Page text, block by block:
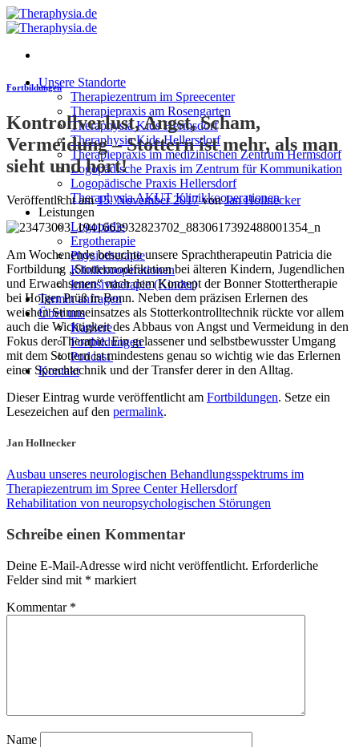
Zum
Inhalt
Unsere Standorte
Therapiezentrum im Spreecenter
Therapiepraxis am Rosengarten
Theraphysia Kids Hermsdorf
Theraphysia Kids Hellersdorf
Therapiepraxis im medizinischen Zentrum Hermsdorf
Logopädische Praxis im Zentrum für Kommunikation
Logopädische Praxis Hellersdorf
Theraphysia AKUT Klinikkooperationen
Leistungen
Logopädie
Ergotherapie
Physiotherapie
Klinikkooperationen
Intensivtherapie (Kinder)
Termin anfragen
Über uns
Karriere
Fortbildungen
Podcast
Kontakt
Fortbildungen
Kontrollverlust, Angst, Scham,
Vermeidung – Stottern ist mehr, als man
sieht und hört!
Veröffentlicht am15. November 2017 vonJan Hollnecker
Am Wochenende besuchte unsere Sprachtherapeutin Patricia die
Fortbildung „Stottermodifikation bei älteren Kindern, Jugendlichen
und Erwachsenen“ nach dem Konzept der Bonner Stottertherapie
bei Holger Prüß in Bonn. Neben dem präzisen Erlernen des
weichen Stimmeinsatzes als Stotterkontrolltechnik rückte vor allem
auch die Wichtigkeit des Abbaus von Angst und Vermeidung in den
Fokus der Therapie. Ein gelassener und selbstbewusster Umgang
mit dem Stottern ist mindestens genau so wichtig wie das Erlernen
einer Sprechtechnik und der Transfer derer in den Alltag.
Dieser Eintrag wurde veröffentlicht am Fortbildungen. Setze ein
Lesezeichen auf den permalink.
Jan Hollnecker
Ausbau unseres neurologischen Behandlungsspektrums im
Therapiezentrum im Spree Center Hellersdorf
Rehabilitation von neuropsychologischen Störungen
Schreibe einen Kommentar
Deine E-Mail-Adresse wird nicht veröffentlicht. Erforderliche
Felder sind mit * markiert
Kommentar *
Name